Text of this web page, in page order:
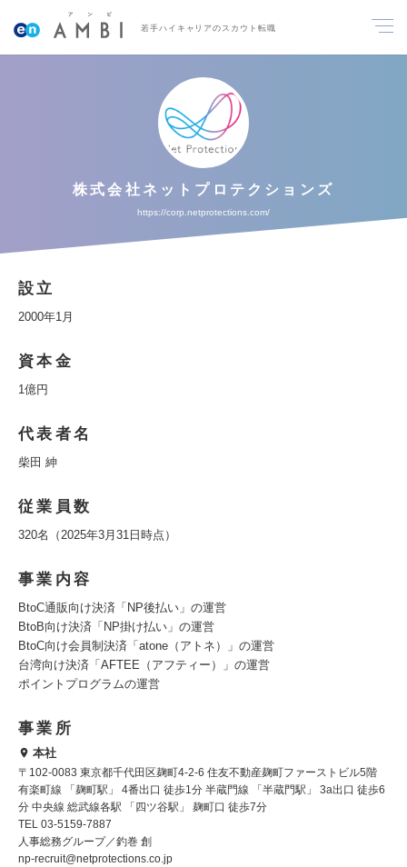
若手ハイキャリアのスカウト転職
株式会社ネットプロテクションズ
https://corp.netprotections.com/
設立
2000年1月
資本金
1億円
代表者名
柴田 紳
従業員数
320名（2025年3月31日時点）
事業内容
BtoC通販向け決済「NP後払い」の運営
BtoB向け決済「NP掛け払い」の運営
BtoC向け会員制決済「atone（アトネ）」の運営
台湾向け決済「AFTEE（アフティー）」の運営
ポイントプログラムの運営
事業所
本社
〒102-0083 東京都千代田区麹町4-2-6 住友不動産麹町ファーストビル5階
有楽町線 「麹町駅」 4番出口 徒歩1分 半蔵門線 「半蔵門駅」 3a出口 徒歩6
分 中央線 総武線各駅 「四ツ谷駅」 麹町口 徒歩7分
TEL 03-5159-7887
人事総務グループ／釣巻 創
np-recruit@netprotections.co.jp